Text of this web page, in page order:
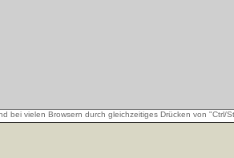
bei vielen Browsern durch gleichzeitiges Drücken von "Ctrl/